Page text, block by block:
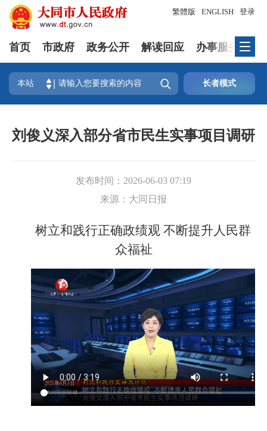
登录
繁體版 ENGLISH
首页 市政府 政务公开 解读回应 办事服务
本站  长者模式
刘俊义深入部分省市民生实事项目调研
发布时间： 2026-06-03 07:19
来源： 大同日报
树立和践行正确政绩观 不断提升人民群
众福祉